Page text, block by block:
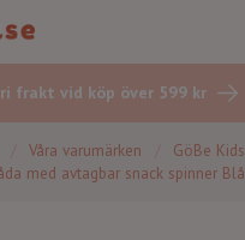
frakt vid köp över 599 kr
Våra varumärken GöBe Kids
med avtagbar snack spinner Blå